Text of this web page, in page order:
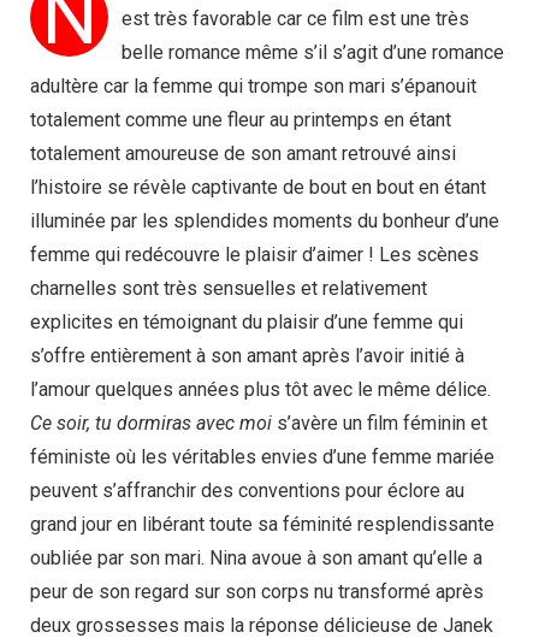
est très favorable car ce film est une très
belle romance même s’il s’agit d’une romance
adultère car la femme qui trompe son mari s’épanouit
totalement comme une fleur au printemps en étant
totalement amoureuse de son amant retrouvé ainsi
l’histoire se révèle captivante de bout en bout en étant
illuminée par les splendides moments du bonheur d’une
femme qui redécouvre le plaisir d’aimer ! Les scènes
charnelles sont très sensuelles et relativement
explicites en témoignant du plaisir d’une femme qui
s’offre entièrement à son amant après l’avoir initié à
l’amour quelques années plus tôt avec le même délice.
Ce soir, tu dormiras avec moi s’avère un film féminin et
féministe où les véritables envies d’une femme mariée
peuvent s’affranchir des conventions pour éclore au
grand jour en libérant toute sa féminité resplendissante
oubliée par son mari. Nina avoue à son amant qu’elle a
peur de son regard sur son corps nu transformé après
deux grossesses mais la réponse délicieuse de Janek